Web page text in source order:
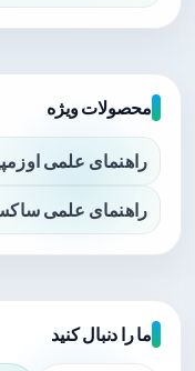
محصولات ویژه
راهنمای علمی
راهنمای علمی
ما را دنبال کنید